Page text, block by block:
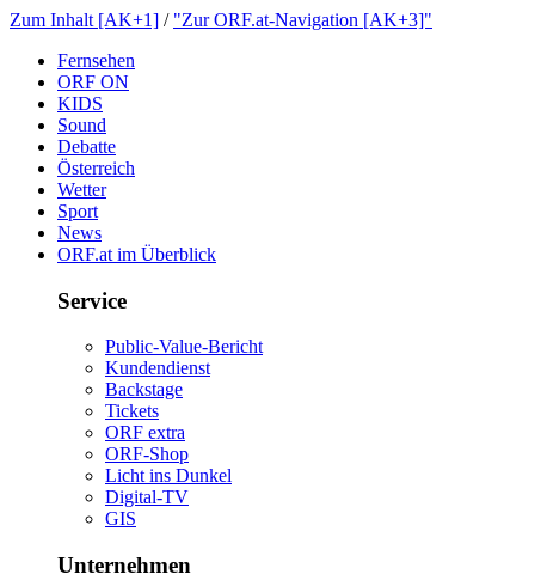
ZumInhalt[AK+1] / "ZurORF.at-Navigation[AK+3]"
Fernsehen
ORFON
KIDS
Sound
Debatte
Österreich
Wetter
Sport
News
ORF.atimÜberblick
Service
Public-Value-Bericht
Kundendienst
Backstage
Tickets
ORFextra
ORF-Shop
LichtinsDunkel
Digital-TV
GIS
Unternehmen